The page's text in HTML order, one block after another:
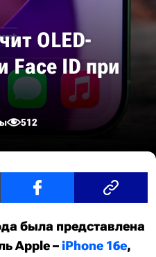
OLED-
Face ID при
512
была представлена
Apple –iPhone 16e,